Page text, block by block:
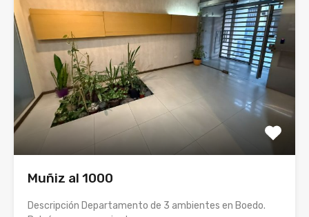
Muñiz al 1000
Descripción Departamento de 3 ambientes en Boedo.